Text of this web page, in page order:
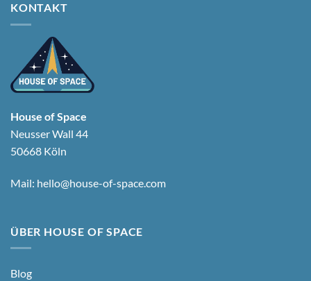
KONTAKT
House of Space
Neusser Wall 44
50668 Köln
Mail: hello@house-of-space.com
ÜBER HOUSE OF SPACE
Blog